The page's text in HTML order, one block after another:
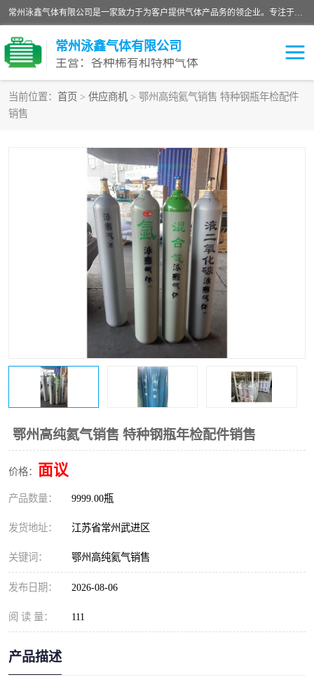
常州泳鑫气体有限公司是一家致力于为客户提供气体产品务的领企业。专注于环氧乙烷剂、环氧乙烷、高纯气体以及稀有和特种气体的研发、生产、销售和配送，产品广泛应用于医疗、电子、科研、化工、食品等多个领域。主要产品有：环氧乙烷灭菌剂，环氧乙烷，高纯氩，氮，氪，氙，氖，氘，笑，氦，氢，氧等各种稀有和特种气体。
常州泳鑫气体有限公司
主营：各种稀有和特种气体
当前位置： 首页 > 供应商机 > 鄂州高纯氦气销售 特种钢瓶年检配件
销售
鄂州高纯氦气销售 特种钢瓶年检配件销售
价格： 面议
产品数量： 9999.00瓶
发货地址： 江苏省常州武进区
关键词： 鄂州高纯氦气销售
发布日期： 2026-08-06
阅 读 量： 111
产品描述
高纯氦气
环氧乙烷灭菌剂 高纯氩气